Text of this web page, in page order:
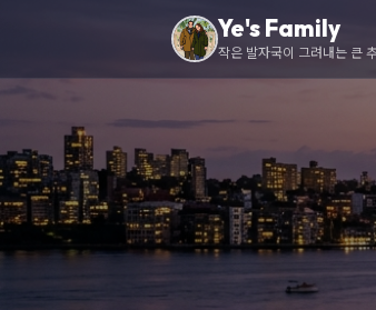
Ye's Family
작은 발자국이 그려내는 큰